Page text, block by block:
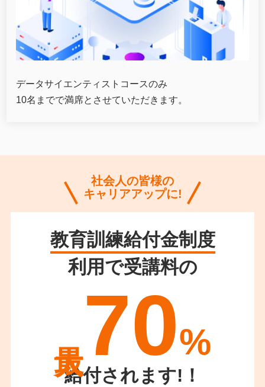
データサイエンティストコースのみ
10名までで満席とさせていただきます。
社会人の皆様の
キャリアアップに!
教育訓練給付金制度
利用で受講料の
70%
給付されます!！